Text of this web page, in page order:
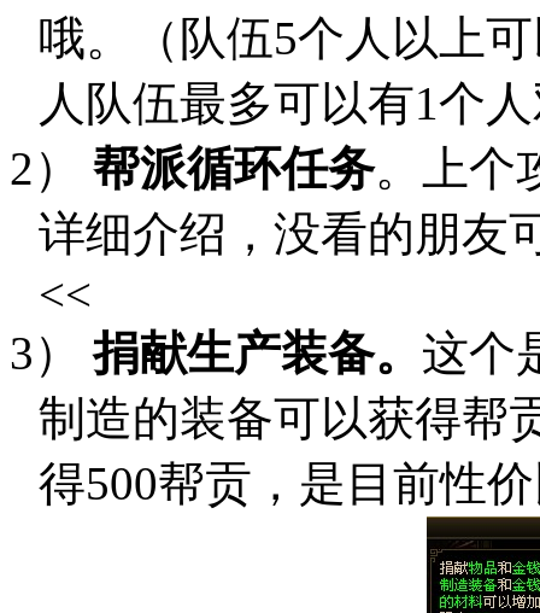
哦。（队伍5个人以上
人队伍最多可以有1个
2） 帮派循环任务。上个
详细介绍，没看的朋友
<<
3）
捐献生产装备。 这个
制造的装备可以获得帮
得500帮贡，是目前性